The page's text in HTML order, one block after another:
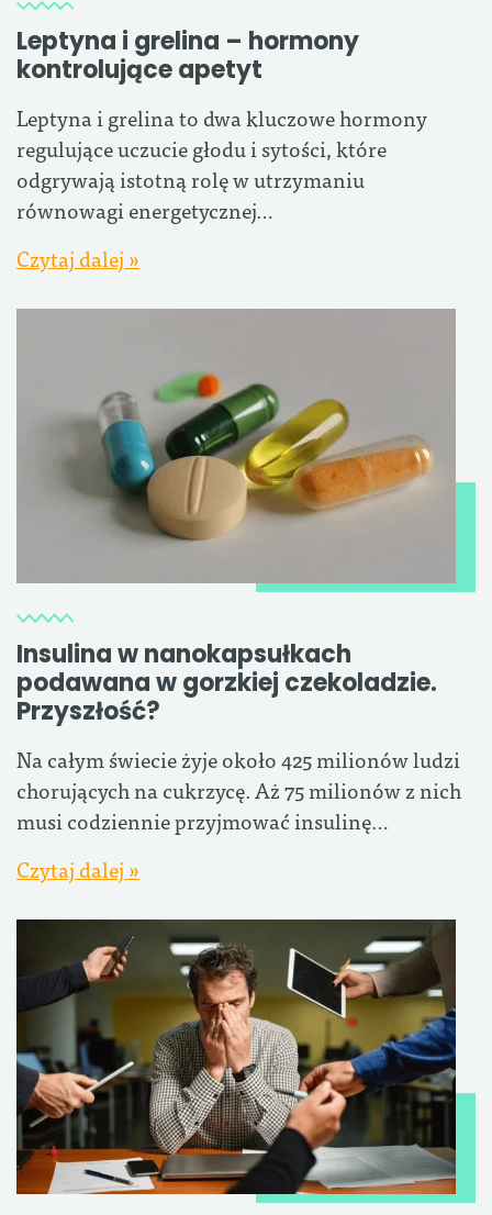
Leptyna i grelina – hormony
kontrolujące apetyt
Leptyna i grelina to dwa kluczowe hormony
regulujące uczucie głodu i sytości, które
odgrywają istotną rolę w utrzymaniu
równowagi energetycznej…
Czytaj dalej »
Insulina w nanokapsułkach
podawana w gorzkiej czekoladzie.
Przyszłość?
Na całym świecie żyje około 425 milionów ludzi
chorujących na cukrzycę. Aż 75 milionów z nich
musi codziennie przyjmować insulinę…
Czytaj dalej »